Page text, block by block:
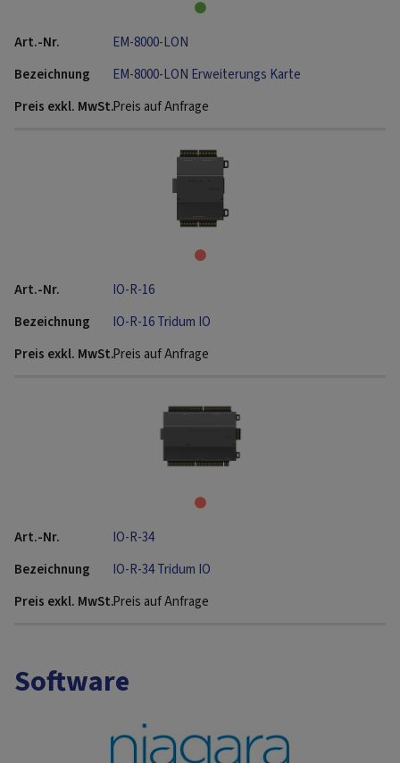
EM-8000-LON
EM-8000-LON Erweiterungs Karte
Preis auf Anfrage
IO-R-16
IO-R-16 Tridum IO
Preis auf Anfrage
IO-R-34
IO-R-34 Tridum IO
Preis auf Anfrage
Software